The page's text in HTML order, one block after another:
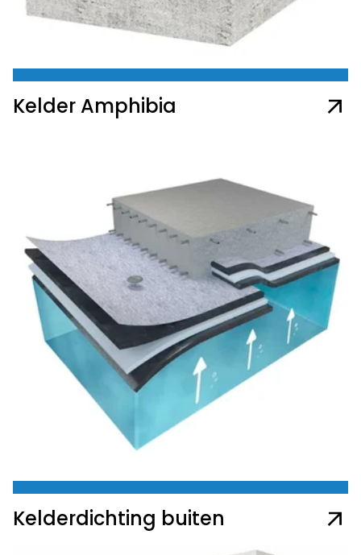
Kelder Amphibia
Kelderdichting buiten